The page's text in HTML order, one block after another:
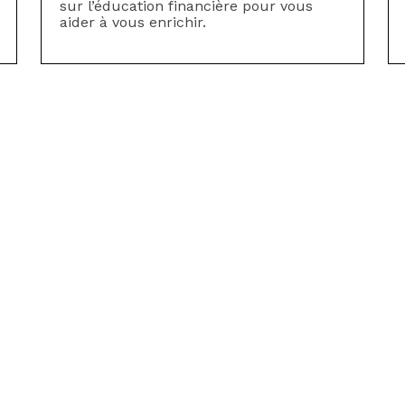
sur l’éducation financière pour vous
aider à vous enrichir.